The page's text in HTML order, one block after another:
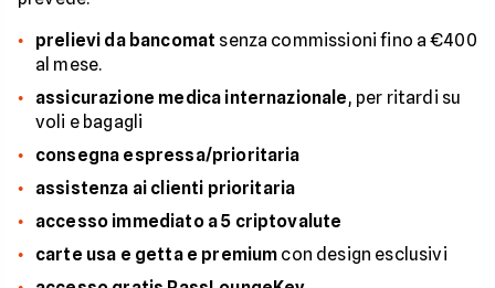
prelievi da bancomat senza commissioni fino a €400
al mese.
assicurazione medica internazionale, per ritardi su
voli e bagagli
consegna espressa/prioritaria
assistenza ai clienti prioritaria
accesso immediato a 5 criptovalute
carte usa e getta e premium con design esclusivi